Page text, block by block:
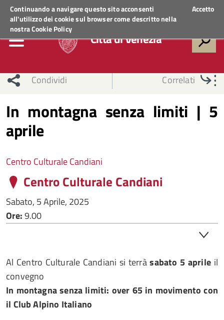
Continuando a navigare questo sito acconsenti
all'utilizzo dei cookie sul browser come descritto nella
nostraCookie Policy
Accetto
Regione VenetoACCEDI AI SERVIZI
Città di Venezia
Condividi Correlati
In montagna senza limiti | 5
aprile
Centro Culturale Candiani
Centro Culturale Candiani
Sabato, 5 Aprile, 2025
Ore:9.00
Al Centro Culturale Candiani si terràsabato 5 aprile il
convegno
In montagna senza limiti: over 65 in movimento con
il Club Alpino Italiano